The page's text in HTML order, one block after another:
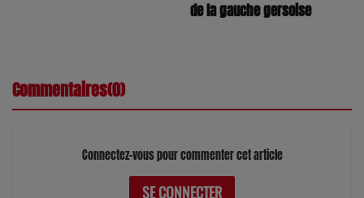
de la gauche gersoise
Commentaires(0)
Connectez-vous pour commenter cet article
SE CONNECTER